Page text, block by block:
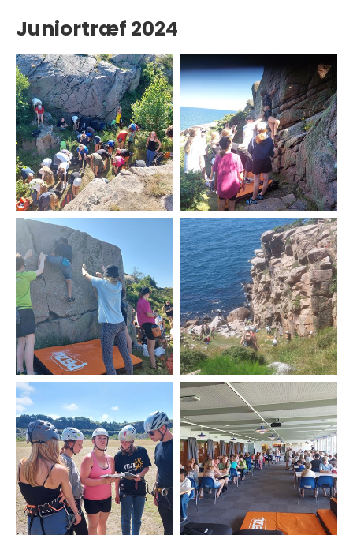
Juniortræf 2024